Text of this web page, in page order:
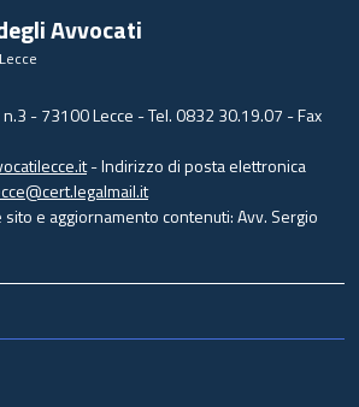
Avvocati
- 73100 Lecce - Tel. 0832 30.19.07 - Fax
- Indirizzo di posta elettronica
e aggiornamento contenuti: Avv. Sergio